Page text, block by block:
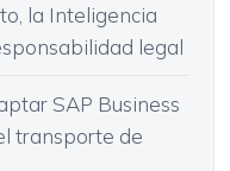
la Inteligencia
legal
SAP Business
transporte de